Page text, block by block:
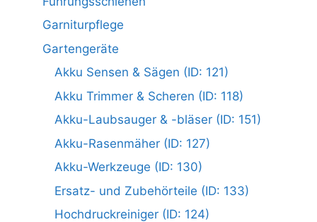
Garniturpflege
Gartengeräte
Akku Sensen & Sägen (ID: 121)
Akku Trimmer & Scheren (ID: 118)
Akku-Laubsauger & -bläser (ID: 151)
Akku-Rasenmäher (ID: 127)
Akku-Werkzeuge (ID: 130)
Ersatz- und Zubehörteile (ID: 133)
Hochdruckreiniger (ID: 124)